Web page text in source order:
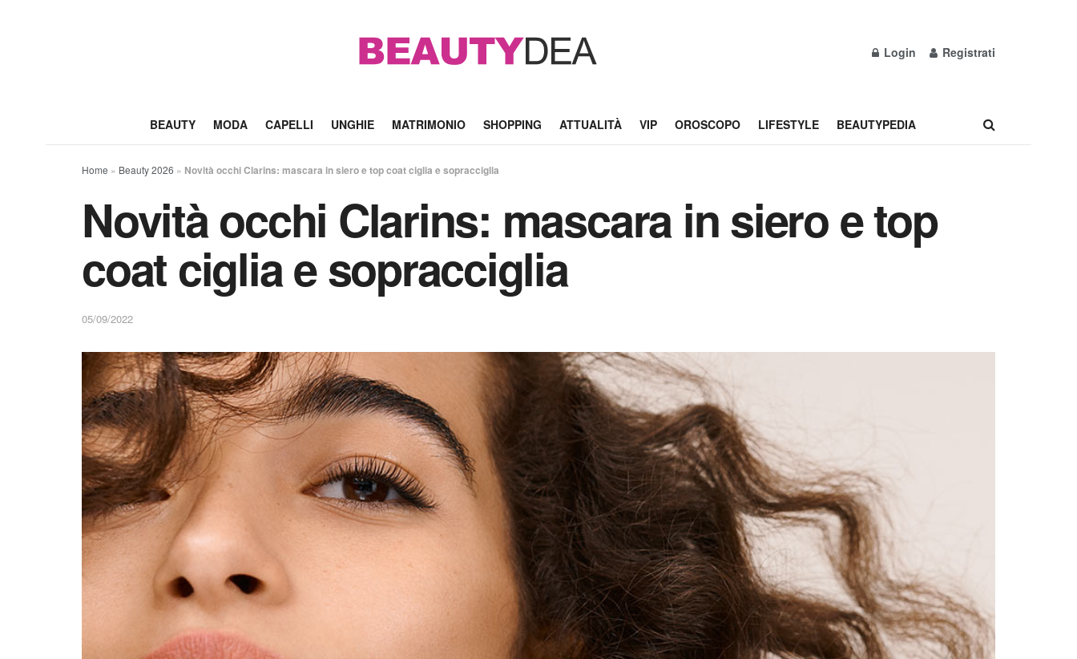
Login Registrati
BEAUTY MODA CAPELLI UNGHIE MATRIMONIO SHOPPING ATTUALITÀ VIP OROSCOPO LIFESTYLE BEAUTYPEDIA
Home » Beauty 2026 » Novità occhi Clarins: mascara in siero e top coat ciglia e sopracciglia
Novità occhi Clarins: mascara in siero e top
coat ciglia e sopracciglia
05/09/2022